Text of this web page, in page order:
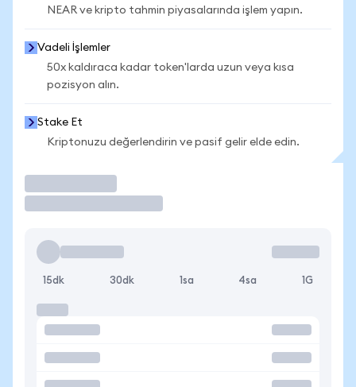
NEAR ve kripto tahmin piyasalarında işlem yapın.
Vadeli İşlemler
50x kaldıraca kadar token'larda uzun veya kısa
pozisyon alın.
Stake Et
Kriptonuzu değerlendirin ve pasif gelir elde edin.
15dk 30dk 1sa 4sa 1G